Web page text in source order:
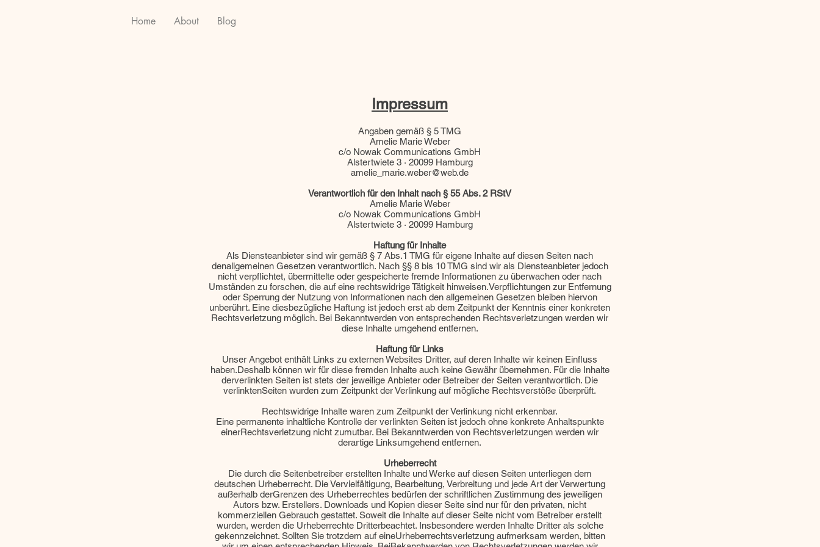
Home About Blog
Impressum
Angaben gemäß § 5 TMG
Amelie Marie Weber
c/o Nowak Communications GmbH
Alstertwiete 3 · 20099 Hamburg
amelie_marie.weber@web.de
Verantwortlich für den Inhalt nach § 55 Abs. 2 RStV
Amelie Marie Weber
c/o Nowak Communications GmbH
Alstertwiete 3 · 20099 Hamburg
Haftung für Inhalte
Als Diensteanbieter sind wir gemäß § 7 Abs.1 TMG für eigene Inhalte auf diesen Seiten nach
denallgemeinen Gesetzen verantwortlich. Nach §§ 8 bis 10 TMG sind wir als Diensteanbieter jedoch
nicht verpflichtet, übermittelte oder gespeicherte fremde Informationen zu überwachen oder nach
Umständen zu forschen, die auf eine rechtswidrige Tätigkeit hinweisen.Verpflichtungen zur Entfernung
oder Sperrung der Nutzung von Informationen nach den allgemeinen Gesetzen bleiben hiervon
unberührt. Eine diesbezügliche Haftung ist jedoch erst ab dem Zeitpunkt der Kenntnis einer konkreten
Rechtsverletzung möglich. Bei Bekanntwerden von entsprechenden Rechtsverletzungen werden wir
diese Inhalte umgehend entfernen.
Haftung für Links
Unser Angebot enthält Links zu externen Websites Dritter, auf deren Inhalte wir keinen Einfluss
haben.Deshalb können wir für diese fremden Inhalte auch keine Gewähr übernehmen. Für die Inhalte
derverlinkten Seiten ist stets der jeweilige Anbieter oder Betreiber der Seiten verantwortlich. Die
verlinktenSeiten wurden zum Zeitpunkt der Verlinkung auf mögliche Rechtsverstöße überprüft.
Rechtswidrige Inhalte waren zum Zeitpunkt der Verlinkung nicht erkennbar.
Eine permanente inhaltliche Kontrolle der verlinkten Seiten ist jedoch ohne konkrete Anhaltspunkte
einerRechtsverletzung nicht zumutbar. Bei Bekanntwerden von Rechtsverletzungen werden wir
derartige Linksumgehend entfernen.
Urheberrecht
Die durch die Seitenbetreiber erstellten Inhalte und Werke auf diesen Seiten unterliegen dem
deutschen Urheberrecht. Die Vervielfältigung, Bearbeitung, Verbreitung und jede Art der Verwertung
außerhalb derGrenzen des Urheberrechtes bedürfen der schriftlichen Zustimmung des jeweiligen
Autors bzw. Erstellers. Downloads und Kopien dieser Seite sind nur für den privaten, nicht
kommerziellen Gebrauch gestattet. Soweit die Inhalte auf dieser Seite nicht vom Betreiber erstellt
wurden, werden die Urheberrechte Dritterbeachtet. Insbesondere werden Inhalte Dritter als solche
gekennzeichnet. Sollten Sie trotzdem auf eineUrheberrechtsverletzung aufmerksam werden, bitten